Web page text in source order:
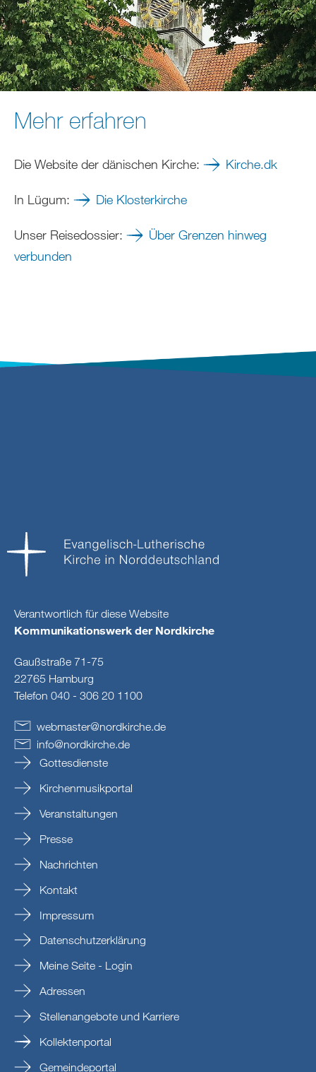
Mehr erfahren
Die Website der dänischen Kirche: Kirche.dk
In Lügum: Die Klosterkirche
Unser Reisedossier:
Über Grenzen hinweg
verbunden
Verantwortlich für diese Website
Kommunikationswerk der Nordkirche
Gaußstraße 71-75
22765 Hamburg
Telefon 040 - 306 20 1100
webmaster@nordkirche de
info@nordkirche.de
Gottesdienste
Kirchenmusikportal
Veranstaltungen
Presse
Nachrichten
Kontakt
Impressum
Datenschutzerklärung
Meine Seite - Login
Adressen
Stellenangebote und Karriere
Kollektenportal
Gemeindeportal